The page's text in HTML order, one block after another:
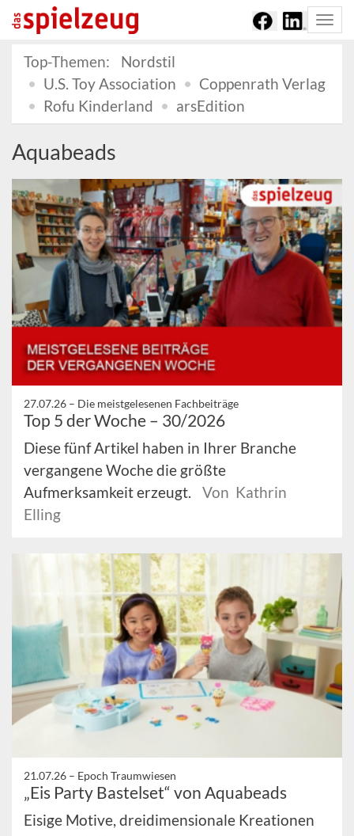
Top-Themen:
Nordstil
U.S. Toy Association
Coppenrath Verlag
Rofu Kinderland
arsEdition
Aquabeads
27.07.26 – Die meistgelesenen Fachbeiträge
Top 5 der Woche – 30/2026
Diese fünf Artikel haben in Ihrer Branche
vergangene Woche die größte
Aufmerksamkeit erzeugt.
Von Kathrin
Elling
21.07.26 – Epoch Traumwiesen
„Eis Party Bastelset“ von Aquabeads
Eisige Motive, dreidimensionale Kreationen